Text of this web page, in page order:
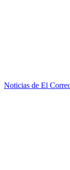
Noticias de El